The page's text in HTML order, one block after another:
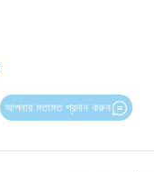
আপনার মতামত প্রদান করুন